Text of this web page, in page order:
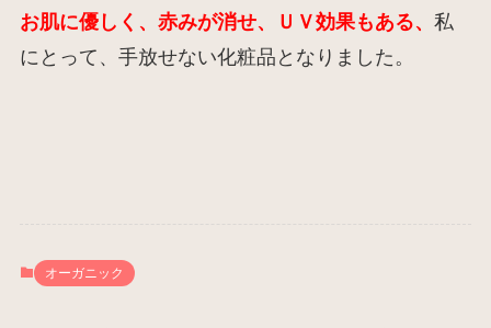
お肌に優しく、赤みが消せ、ＵＶ効果もある、 私
にとって、手放せない化粧品となりました。
オーガニック